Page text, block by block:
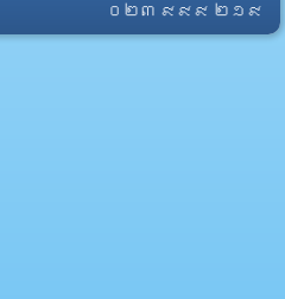
០២៣ ៩៩៩ ២១៩